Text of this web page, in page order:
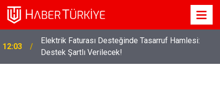
12:03
Elektrik Faturası Desteğinde Tasarruf Hamlesi:
Destek Şartlı Verilecek!